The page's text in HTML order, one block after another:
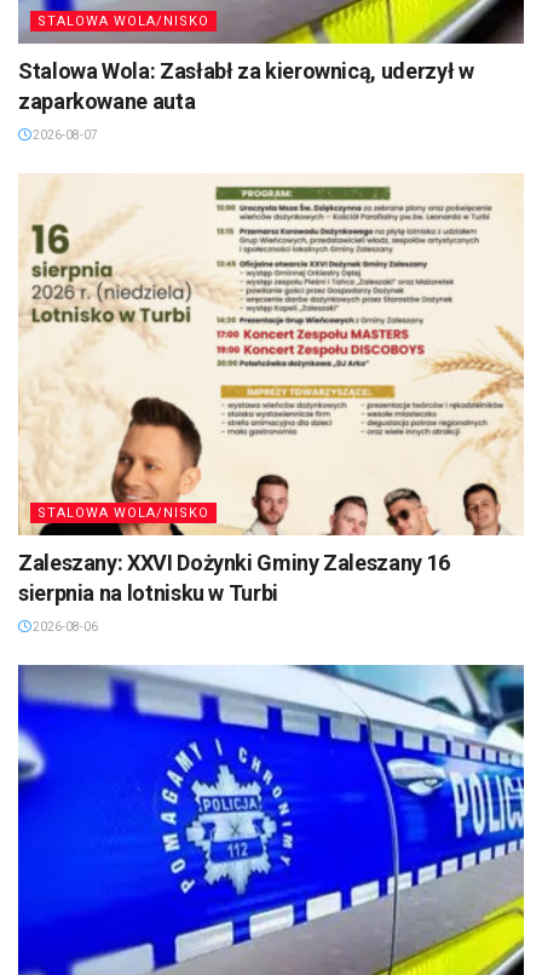
STALOWA WOLA/NISKO
Stalowa Wola: Zasłabł za kierownicą, uderzył w
zaparkowane auta
2026-08-07
STALOWA WOLA/NISKO
Zaleszany: XXVI Dożynki Gminy Zaleszany 16
sierpnia na lotnisku w Turbi
2026-08-06